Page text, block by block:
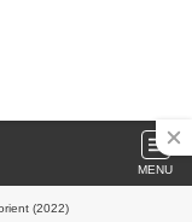
MENU
(2022)